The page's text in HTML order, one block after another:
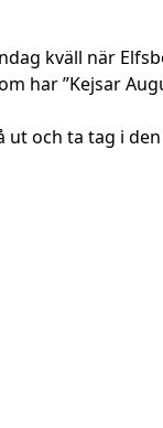
kväll när
har ”Kejsar
och ta tag i